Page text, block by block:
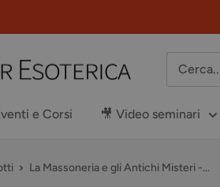
e Corsi 🎥 Video seminari
La Massoneria e gli Antichi Misteri -...